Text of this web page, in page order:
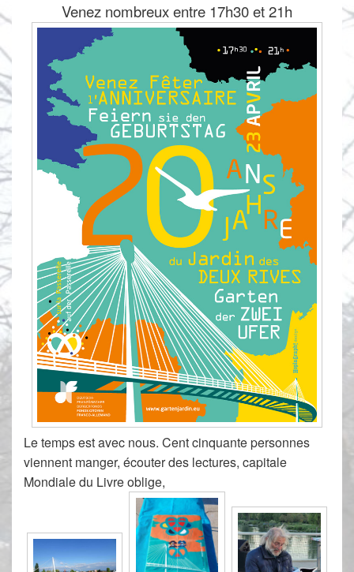
Venez nombreux entre 17h30 et 21h
Le temps est avec nous. Cent cinquante personnes
viennent manger, écouter des lectures, capitale
Mondiale du Livre oblige,